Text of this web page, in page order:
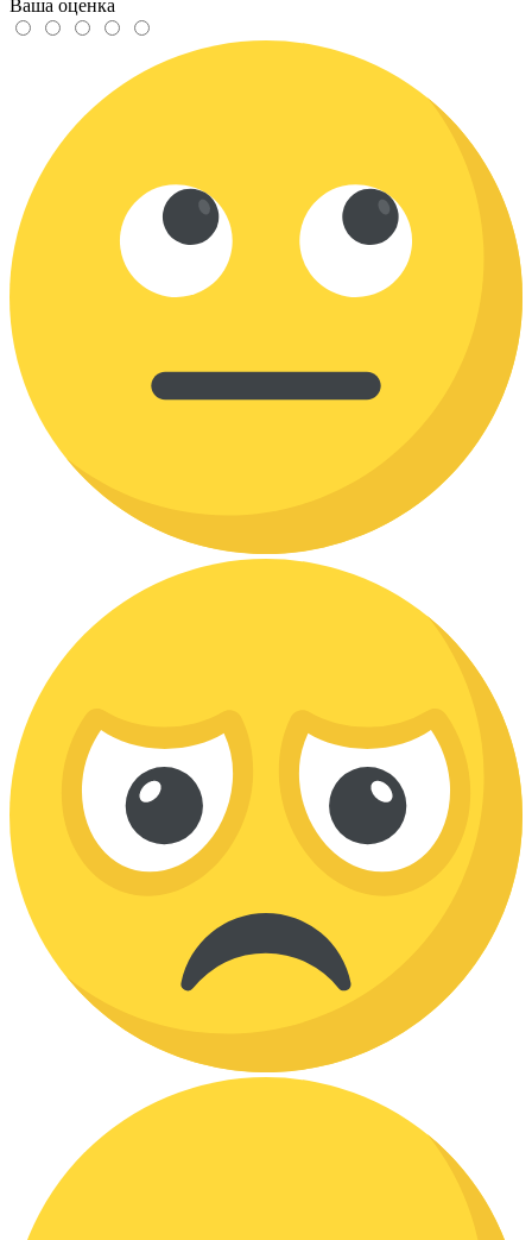
Ваша оценка